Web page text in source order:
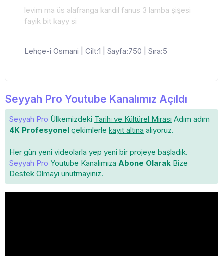
levim ma üs alafranga kandıl fanus 3 lamba şişesi
fayik bit kayy si
Lehçe-i Osmani | Cilt:1 | Sayfa:750 | Sıra:5
Seyyah Pro Youtube Kanalımız Açıldı
Seyyah Pro Ülkemizdeki Tarihi ve Kültürel Mirası Adım adım
4K Profesyonel çekimlerle kayıt altına alıyoruz.
Her gün yeni videolarla yep yeni bir projeye başladık.
Seyyah Pro Youtube Kanalımıza Abone Olarak Bize
Destek Olmayı unutmayınız.